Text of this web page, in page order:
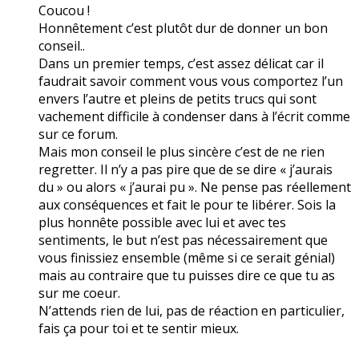
Coucou !
Honnêtement c’est plutôt dur de donner un bon
conseil..
Dans un premier temps, c’est assez délicat car il
faudrait savoir comment vous vous comportez l’un
envers l’autre et pleins de petits trucs qui sont
vachement difficile à condenser dans à l’écrit comme
sur ce forum.
Mais mon conseil le plus sincère c’est de ne rien
regretter. Il n’y a pas pire que de se dire « j’aurais
du » ou alors « j’aurai pu ». Ne pense pas réellement
aux conséquences et fait le pour te libérer. Sois la
plus honnête possible avec lui et avec tes
sentiments, le but n’est pas nécessairement que
vous finissiez ensemble (même si ce serait génial)
mais au contraire que tu puisses dire ce que tu as
sur me coeur.
N’attends rien de lui, pas de réaction en particulier,
fais ça pour toi et te sentir mieux.